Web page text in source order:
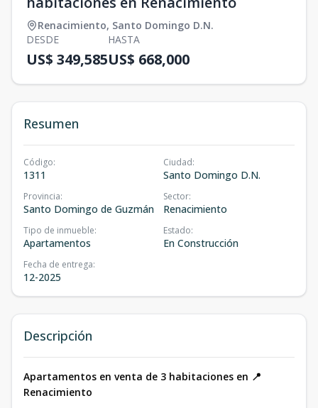
Renacimiento, Santo Domingo D.N.
DESDE
US$ 349,585
HASTA
US$ 668,000
Resumen
Código:
1311
Ciudad:
Santo Domingo D.N.
Provincia:
Santo Domingo de Guzmán
Sector:
Renacimiento
Tipo de inmueble:
Apartamentos
Estado:
En Construcción
Fecha de entrega:
12-2025
Descripción
Apartamentos en venta de 3 habitaciones en 📍
Renacimiento